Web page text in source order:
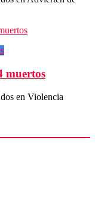
muertos
en Violencia